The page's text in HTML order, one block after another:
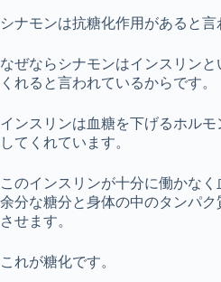
シナモンは抗糖化作用があると言
なぜならシナモンはインスリン
くれると言われているからです。
インスリンは血糖を下げるホル
してくれています。
このインスリンが十分に働かなく
余分な糖分と身体の中のタンパ
させます。
これが糖化です。